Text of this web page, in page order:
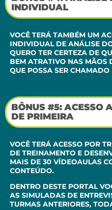
INDIVIDUAL
VOCÊ TERÁ TAMBÉM UM
INDIVIDUAL DE ANÁLISE
QUERO TER CERTEZA DE
BEM ATRATIVO NAS MÃOS
QUE POSSA SER
BÔNUS #5: ACESSO
DE PRIMEIRA
VOCÊ TERÁ ACESSO POR
DE TREINAMENTO E
MAIS DE 30 VÍDEOAULAS
CONTEÚDO.
DENTRO DESTE PORTAL
AS SIMULADAS DE
TURMAS ANTERIORES,